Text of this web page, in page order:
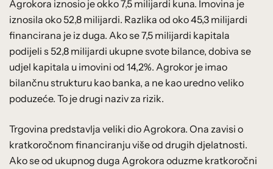
Agrokora iznosio je okko 7,5 milijardi kuna. Imovina je
iznosila oko 52,8 milijardi. Razlika od oko 45,3 milijardi
financirana je iz duga. Ako se 7,5 milijardi kapitala
podijeli s 52,8 milijardi ukupne svote bilance, dobiva se
udjel kapitala u imovini od 14,2%. Agrokor je imao
bilančnu strukturu kao banka, a ne kao uredno veliko
poduzeće. To je drugi naziv za rizik.
Trgovina predstavlja veliki dio Agrokora. Ona zavisi o
kratkoročnom financiranju više od drugih djelatnosti.
Ako se od ukupnog duga Agrokora oduzme kratkoročni